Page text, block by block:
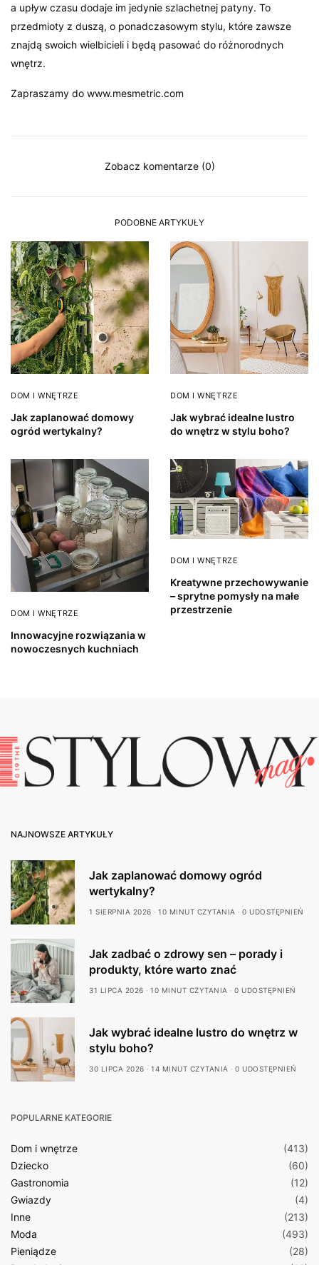
a upływ czasu dodaje im jedynie szlachetnej patyny. To
przedmioty z duszą, o ponadczasowym stylu, które zawsze
znajdą swoich wielbicieli i będą pasować do różnorodnych
wnętrz.
Zapraszamy do www.mesmetric.com
Zobacz komentarze (0)
PODOBNE ARTYKUŁY
DOM I WNĘTRZE
Jak zaplanować domowy
ogród wertykalny?
DOM I WNĘTRZE
Jak wybrać idealne lustro
do wnętrz w stylu boho?
DOM I WNĘTRZE
Innowacyjne rozwiązania w
nowoczesnych kuchniach
DOM I WNĘTRZE
Kreatywne przechowywanie
– sprytne pomysły na małe
przestrzenie
NAJNOWSZE ARTYKUŁY
Jak zaplanować domowy ogród
wertykalny?
1 SIERPNIA 2026 10 MINUT CZYTANIA 0 UDOSTĘPNIEŃ
Jak zadbać o zdrowy sen – porady i
produkty, które warto znać
31 LIPCA 2026 10 MINUT CZYTANIA 0 UDOSTĘPNIEŃ
Jak wybrać idealne lustro do wnętrz w
stylu boho?
30 LIPCA 2026 14 MINUT CZYTANIA 0 UDOSTĘPNIEŃ
POPULARNE KATEGORIE
Dom i wnętrze
(413)
Dziecko
(60)
Gastronomia
(12)
Gwiazdy
(4)
Inne
(213)
Moda
(493)
Pieniądze
(28)